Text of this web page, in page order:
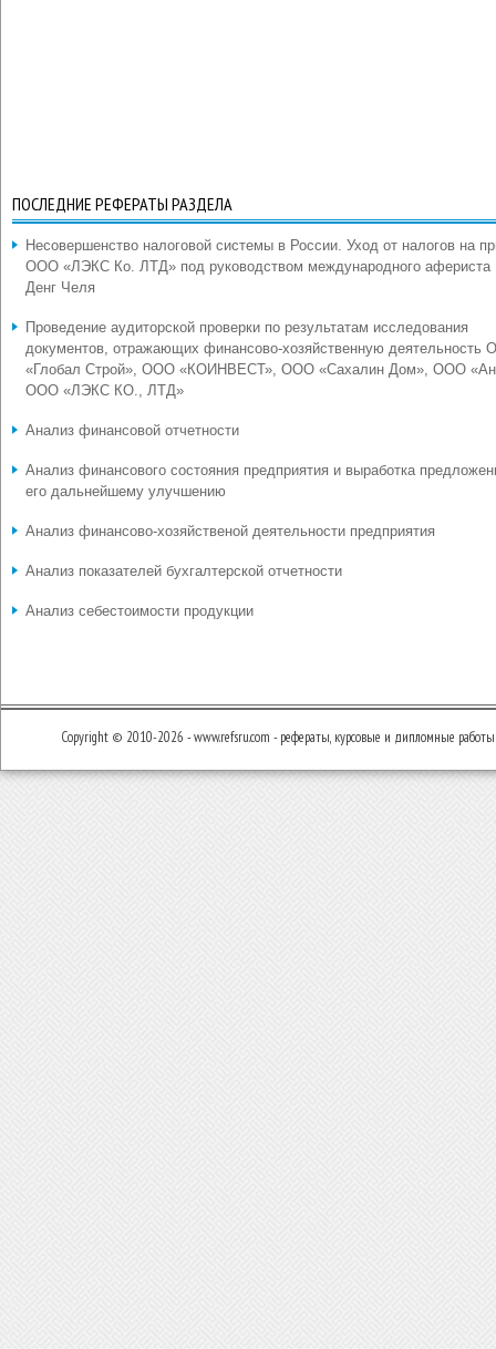
ПОСЛЕДНИЕ РЕФЕРАТЫ РАЗДЕЛА
Несовершенство налоговой системы в России. Уход от налогов на
ООО «ЛЭКС Ко. ЛТД» под руководством международного
Денг Челя
Проведение аудиторской проверки по результатам исследования
документов, отражающих финансово-хозяйственную деятельность
«Глобал Строй», ООО «КОИНВЕСТ», ООО «Сахалин Дом», ООО
ООО «ЛЭКС КО., ЛТД»
Анализ финансовой отчетности
Анализ финансового состояния предприятия и выработка
его дальнейшему улучшению
Анализ финансово-хозяйственой деятельности предприятия
Анализ показателей бухгалтерской отчетности
Анализ себестоимости продукции
Copyright © 2010-2026 - www.refsru.com - рефераты, курсовые и дипломные работы